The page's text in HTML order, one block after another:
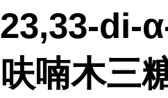
23,33-di-
呋喃木三